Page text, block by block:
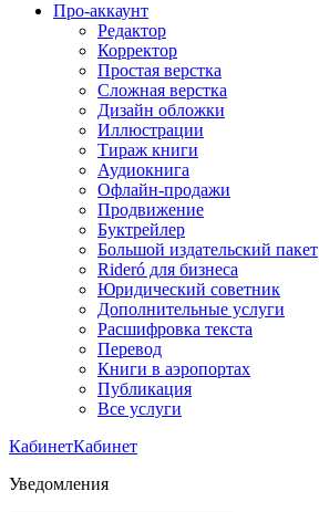
Про-аккаунт
Редактор
Корректор
Простая верстка
Сложная верстка
Дизайн обложки
Иллюстрации
Тираж книги
Аудиокнига
Офлайн-продажи
Продвижение
Буктрейлер
Большой издательский пакет
Rideró для бизнеса
Юридический советник
Дополнительные услуги
Расшифровка текста
Перевод
Книги в аэропортах
Публикация
Все услуги
КабинетКабинет
Уведомления